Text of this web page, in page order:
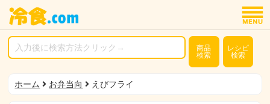
商品
検索
レシピ
検索
ホーム お弁当向 えびフライ